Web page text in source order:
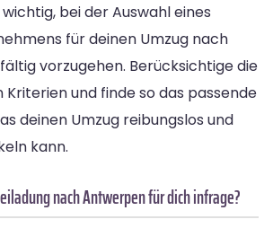
bei der Auswahl eines
für deinen Umzug nach
vorzugehen. Berücksichtige die
und finde so das passende
deinen Umzug reibungslos und
kann.
nach Antwerpen für dich infrage?